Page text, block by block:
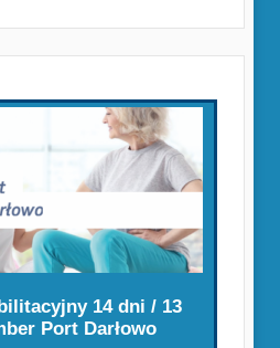
14 dni / 13
Port Darłowo